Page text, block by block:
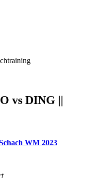
vs DING ||
WM 2023